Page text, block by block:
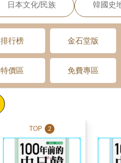
日本文化/民族 韓國史
排行榜 金石堂版
特價區 免費專區
TOP 2